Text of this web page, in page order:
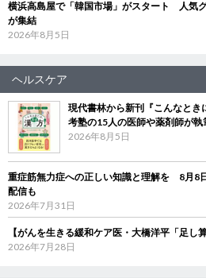
横浜高島屋で「韓国市場」がスタート 人気
が集結
2026年8月5日
ヘルスケア
現代書林から新刊『こんなと
考塾の15人の医師や薬剤師が執
2026年8月5日
重症筋無力症への正しい知識と理解を 8月8
配信も
2026年7月31日
【がんを生きる緩和ケア医・大橋洋平「足し
2026年7月28日